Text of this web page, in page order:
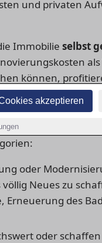
akzeptieren
und privaten
Immobilie selbst
können,
für
oder
Neues zu
Erneuerung des
oder